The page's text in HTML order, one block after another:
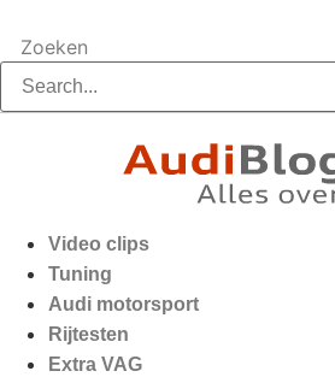
Zoeken
Video clips
Tuning
Audi motorsport
Rijtesten
Extra VAG